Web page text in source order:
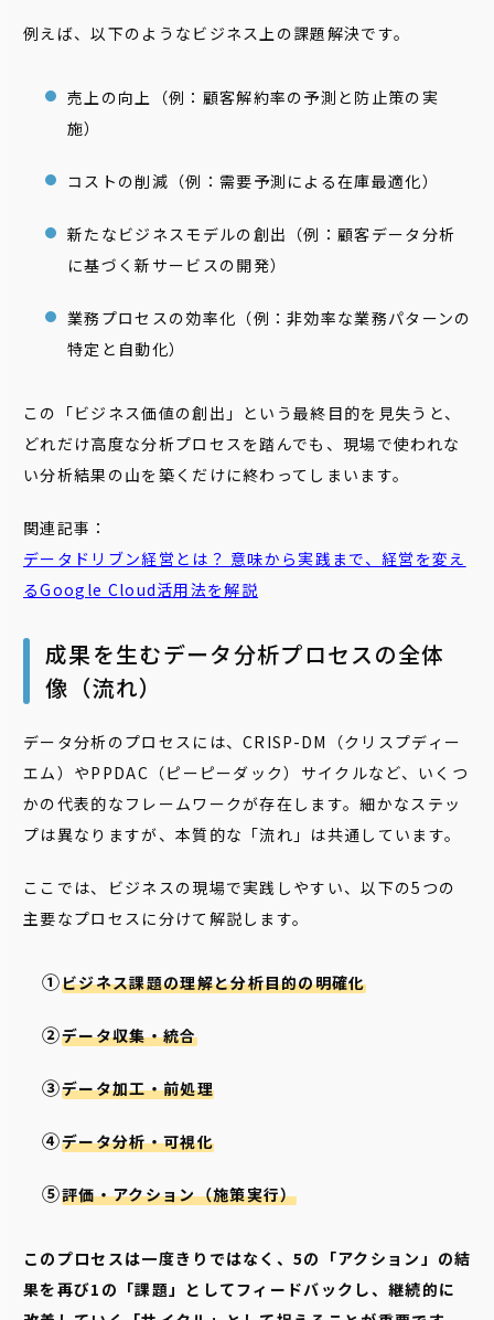
例えば、以下のようなビジネス上の課題解決です。
売上の向上（例：顧客解約率の予測と防止策の実
施）
コストの削減（例：需要予測による在庫最適化）
新たなビジネスモデルの創出（例：顧客データ分析
に基づく新サービスの開発）
業務プロセスの効率化（例：非効率な業務パターンの
特定と自動化）
この「ビジネス価値の創出」という最終目的を見失うと、
どれだけ高度な分析プロセスを踏んでも、現場で使われな
い分析結果の山を築くだけに終わってしまいます。
関連記事：
データドリブン経営とは？ 意味から実践まで、経営を変え
るGoogle Cloud活用法を解説
成果を生むデータ分析プロセスの全体
像（流れ）
データ分析のプロセスには、CRISP-DM（クリスプディー
エム）やPPDAC（ピーピーダック）サイクルなど、いくつ
かの代表的なフレームワークが存在します。細かなステッ
プは異なりますが、本質的な「流れ」は共通しています。
ここでは、ビジネスの現場で実践しやすい、以下の5つの
主要なプロセスに分けて解説します。
ビジネス課題の理解と分析目的の明確化
データ収集・統合
データ加工・前処理
データ分析・可視化
評価・アクション（施策実行）
このプロセスは一度きりではなく、5の「アクション」の結
果を再び1の「課題」としてフィードバックし、継続的に